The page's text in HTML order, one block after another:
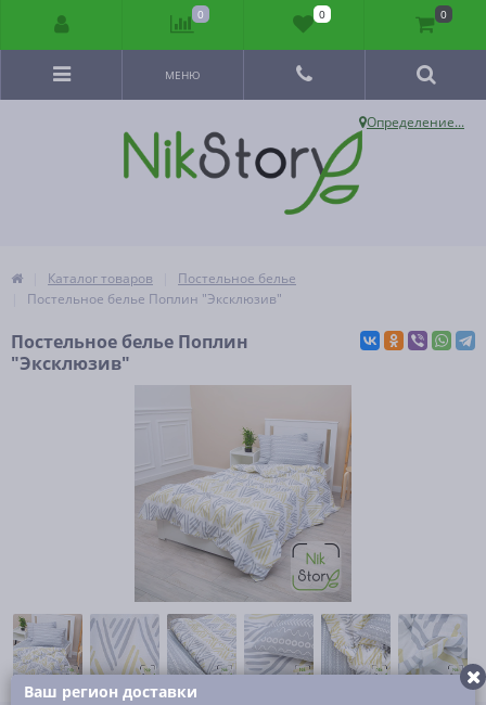
Определение...
МЕНЮ
Каталог товаров
Постельное белье
Постельное белье Поплин "Эксклюзив"
Постельное белье Поплин
"Эксклюзив"
Ваш регион доставки
0 0 0